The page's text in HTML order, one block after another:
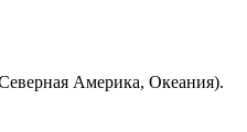
Америка, Океания).